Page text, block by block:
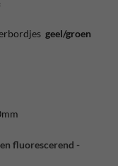
geel/groen
fluorescerend -